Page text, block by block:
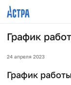
График
24 апреля 2023
График